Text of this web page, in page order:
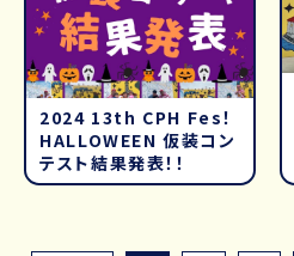
2024 13th CPH Fes！
HALLOWEEN 仮装コン
テスト結果発表！！